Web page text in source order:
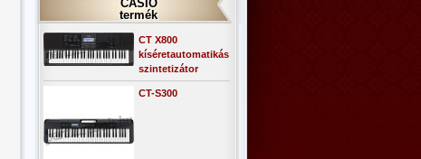
CASIO
termék
CT X800
kíséretautomatikás
szintetizátor
CT-S300